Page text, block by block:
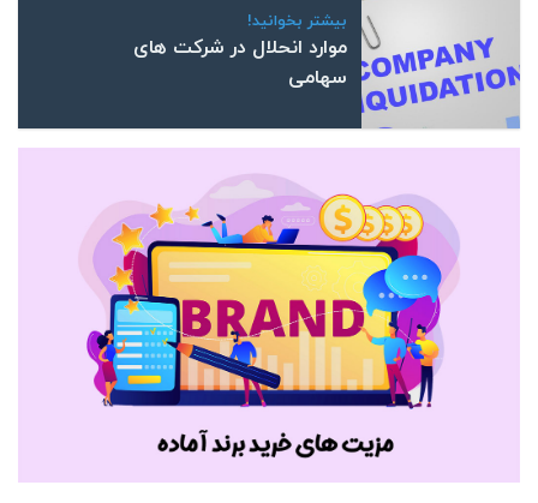
بیشتر بخوانید!
موارد انحلال در شرکت های
سهامی